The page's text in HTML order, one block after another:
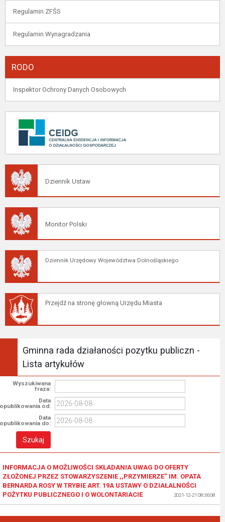
Regulamin ZFŚS
Regulamin Wynagradzania
RODO
Inspektor Ochrony Danych Osobowych
Dziennik Ustaw
Monitor Polski
Dziennik Urzędowy Województwa Dolnośląskiego
Przejdź na stronę głowną Urzędu Miasta
Gminna rada działaności pozytku publiczn -
Lista artykułów
Wyszukiwana
fraza:
Data
opublikowania od:
Data
opublikowania do:
INFORMACJA O MOŻLIWOŚCI SKŁADANIA UWAG DO OFERTY
ZŁOŻONEJ PRZEZ STOWARZYSZENIE ,,PRZYMIERZE'' IM. OPATA
BERNARDA ROSY W TRYBIE ART. 19A USTAWY O DZIAŁALNOŚCI
POŻYTKU PUBLICZNEGO I O WOLONTARIACIE
2021-12-21 08:36:08